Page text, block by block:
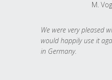
M.
We were very pleased
would happily use it
in Germany.